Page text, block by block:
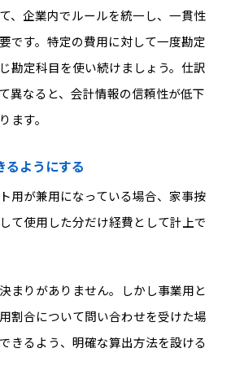
、企業内でルールを統一し、一貫性
です。特定の費用に対して一度勘定
勘定科目を使い続けましょう。仕訳
異なると、会計情報の信頼性が低下
ます。
るようにする
用が兼用になっている場合、家事按
て使用した分だけ経費として計上で
まりがありません。しかし事業用と
割合について問い合わせを受けた場
きるよう、明確な算出方法を設ける